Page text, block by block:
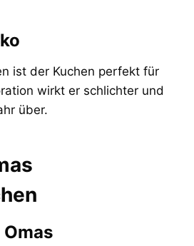
ist der Kuchen perfekt für
wirkt er schlichter und
über.